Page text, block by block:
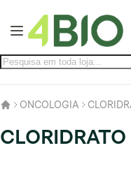
Alternar Nav
ONCOLOGIA